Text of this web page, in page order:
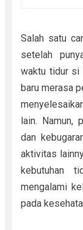
Salah satu
setelah
waktu tidur si
baru merasa
lain. Namun,
dan
aktivitas
kebutuhan
mengalami
pada